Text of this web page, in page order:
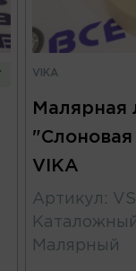
VIKA
Малярная
VIKA
Артикул :
Малярный